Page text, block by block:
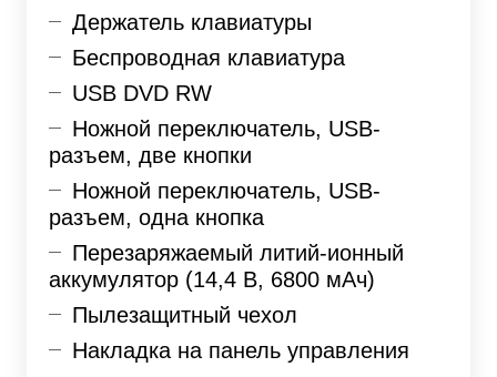
Держатель клавиатуры
Беспроводная клавиатура
USB DVD RW
Ножной переключатель, USB-
разъем, две кнопки
Ножной переключатель, USB-
разъем, одна кнопка
Перезаряжаемый литий-ионный
аккумулятор (14,4 В, 6800 мАч)
Пылезащитный чехол
Накладка на панель управления